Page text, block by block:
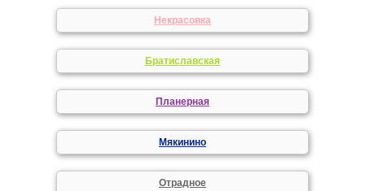
Некрасовка
Братиславская
Планерная
Мякинино
Отрадное